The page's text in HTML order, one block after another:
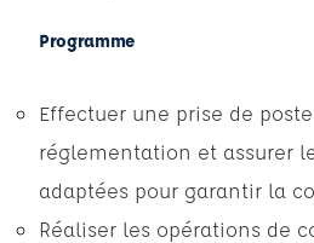
Programme
Effectuer une prise de
réglementation et assurer
adaptées pour garantir la
Réaliser les opérations de